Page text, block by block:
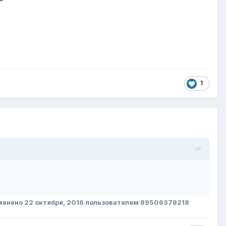
1
22 октября, 2016 пользователем 89506378218